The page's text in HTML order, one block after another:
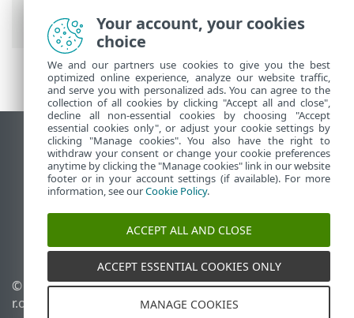
Интернет и электронная почта
Использовать сайт для ПК
End of Life
База знаний ESET
ESET Status Portal
Региональная поддержка
© 1992 - 2026 ESET, spol. s
r.o. - Все права защищены.
Управлять файлами
Your account, your cookies
choice
We and our partners use cookies to give you the best
optimized online experience, analyze our website traffic,
and serve you with personalized ads. You can agree to the
collection of all cookies by clicking "Accept all and close",
decline all non-essential cookies by choosing "Accept
essential cookies only", or adjust your cookie settings by
clicking "Manage cookies". You also have the right to
withdraw your consent or change your cookie preferences
anytime by clicking the "Manage cookies" link in our website
footer or in your account settings (if available). For more
information, see ourCookie Policy.
ACCEPT ALL AND CLOSE
ACCEPT ESSENTIAL COOKIES ONLY
MANAGE COOKIES